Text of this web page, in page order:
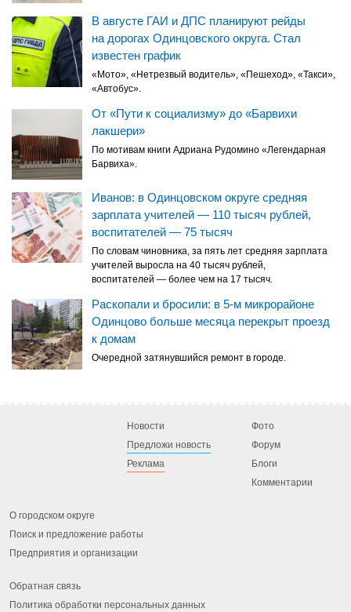
В августе ГАИ и ДПС планируют рейды
на дорогах Одинцовского округа. Стал
известен график
«Мото», «Нетрезвый водитель», «Пешеход», «Такси»,
«Автобус».
От «Пути к социализму» до «Барвихи
лакшери»
По мотивам книги Адриана Рудомино «Легендарная
Барвиха».
Иванов: в Одинцовском округе средняя
зарплата учителей — 110 тысяч рублей,
воспитателей — 75 тысяч
По словам чиновника, за пять лет средняя зарплата
учителей выросла на 40 тысяч рублей,
воспитателей — более чем на 17 тысяч.
Раскопали и бросили: в 5-м микрорайоне
Одинцово больше месяца перекрыт проезд
к домам
Очередной затянувшийся ремонт в городе.
Новости
Предложи новость
Реклама
Фото
Форум
Блоги
Комментарии
О городском округе
Поиск и предложение работы
Предприятия и организации
Обратная связь
Политика обработки персональных данных